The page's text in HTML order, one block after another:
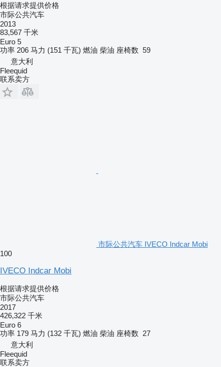
根据请求提供价格
市际公共汽车
2013
83,567 千米
Euro 5
功率 206 马力 (151 千瓦) 燃油 柴油 座椅数 59
意大利
Fleequid
联系卖方
市际公共汽车 IVECO Indcar Mobi
100
IVECO Indcar Mobi
根据请求提供价格
市际公共汽车
2017
426,322 千米
Euro 6
功率 179 马力 (132 千瓦) 燃油 柴油 座椅数 27
意大利
Fleequid
联系卖方